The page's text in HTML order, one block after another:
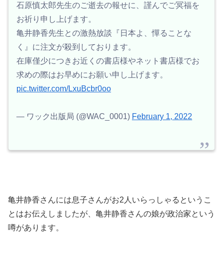
石原慎太郎先生のご逝去の報せに、謹んでご冥福を
お祈り申し上げます。
亀井静香先生との激熱放談『日本よ、憚ることな
く』に注文が殺到しております。
在庫僅少につきお近くの書店様やネット書店様でお
求めの際はお早めにお願い申し上げます。
pic.twitter.com/LxuBcbr0oo
— ワック出版局 (@WAC_0001) February 1, 2022
亀井静香さんには息子さんがお2人いらっしゃるというこ
とはお伝えしましたが、亀井静香さんの娘が政治家という
噂があります。